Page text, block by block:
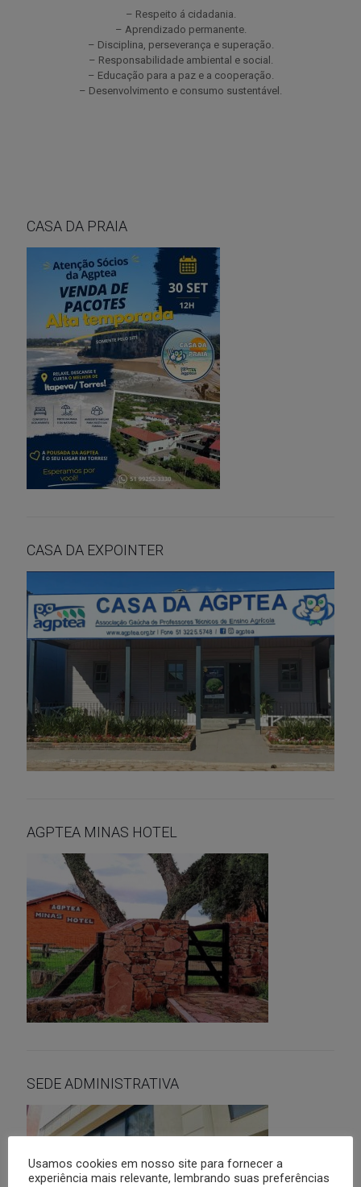
– Respeito á cidadania.
– Aprendizado permanente.
– Disciplina, perseverança e superação.
– Responsabilidade ambiental e social.
– Educação para a paz e a cooperação.
– Desenvolvimento e consumo sustentável.
CASA DA PRAIA
CASA DA EXPOINTER
AGPTEA MINAS HOTEL
SEDE ADMINISTRATIVA
Usamos cookies em nosso site para fornecer a
experiência mais relevante, lembrando suas preferências